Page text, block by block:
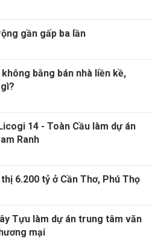
gần gấp ba lần
bằng bán nhà liền kề,
14 - Toàn Cầu làm dự án
Ranh
6.200 tỷ ở Cần Thơ, Phú Thọ
Tựu làm dự án trung tâm văn
mại